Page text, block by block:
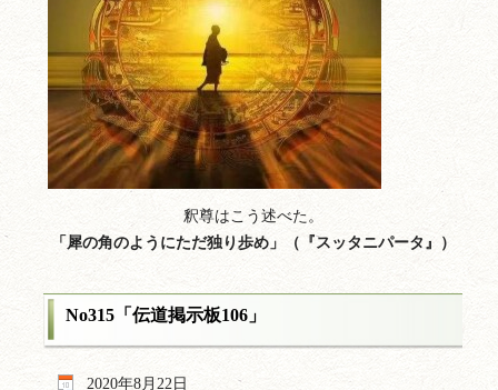
釈尊はこう述べた。
「犀の角のようにただ独り歩め」（『スッタニパータ』）
No315「伝道掲示板106」
2020年8月22日